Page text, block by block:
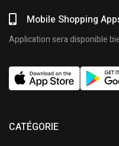
Mobile Shopping
Application sera disponible
CATÉGORIE